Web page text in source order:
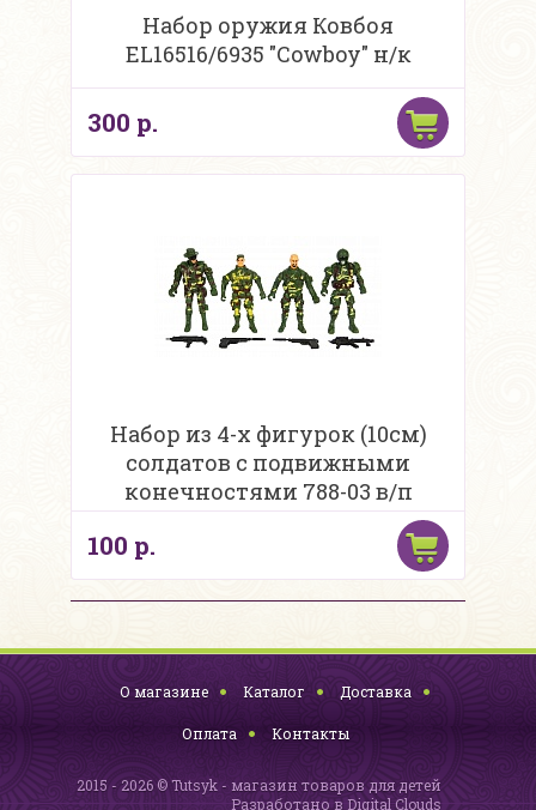
Набор оружия Ковбоя
EL16516/6935 "Cowboy" н/к
300 р.
Набор из 4-х фигурок (10см)
солдатов с подвижными
конечностями 788-03 в/п
100 р.
О магазине Каталог Доставка
Оплата Контакты
2015 - 2026 © Tutsyk - магазин товаров для детей
Разработано в Digital Clouds